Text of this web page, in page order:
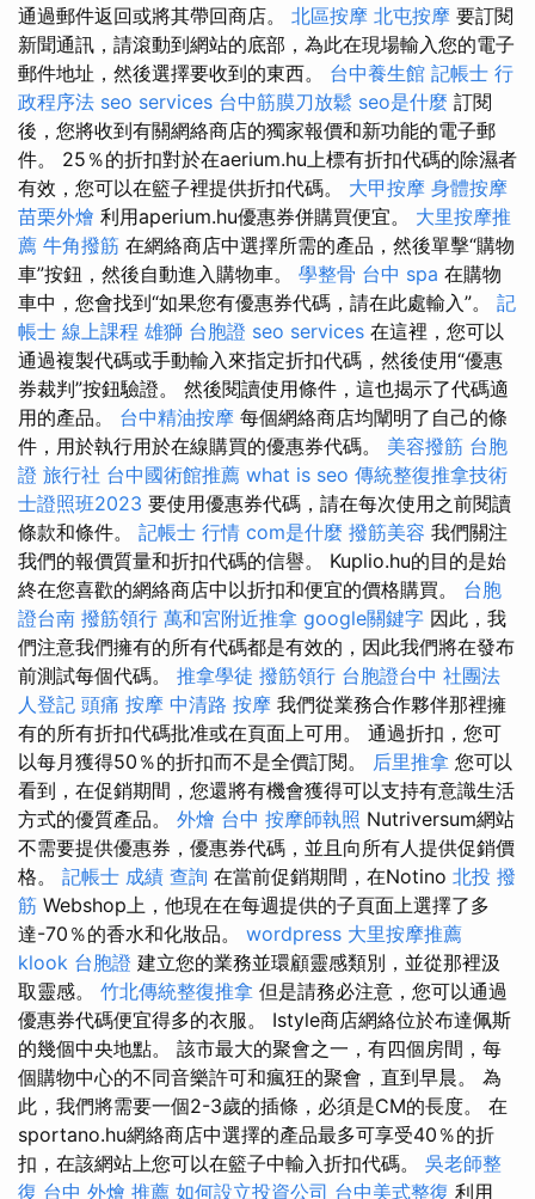
通過郵件返回或將其帶回商店。 北區按摩 北屯按摩 要訂閱
新聞通訊，請滾動到網站的底部，為此在現場輸入您的電子
郵件地址，然後選擇要收到的東西。 台中養生館 記帳士 行
政程序法 seo services 台中筋膜刀放鬆 seo是什麼 訂閱
後，您將收到有關網絡商店的獨家報價和新功能的電子郵
件。 25％的折扣對於在aerium.hu上標有折扣代碼的除濕者
有效，您可以在籃子裡提供折扣代碼。 大甲按摩 身體按摩
苗栗外燴 利用aperium.hu優惠券併購買便宜。 大里按摩推
薦 牛角撥筋 在網絡商店中選擇所需的產品，然後單擊“購物
車”按鈕，然後自動進入購物車。 學整骨 台中 spa 在購物
車中，您會找到“如果您有優惠券代碼，請在此處輸入”。 記
帳士 線上課程 雄獅 台胞證 seo services 在這裡，您可以
通過複製代碼或手動輸入來指定折扣代碼，然後使用“優惠
券裁判”按鈕驗證。 然後閱讀使用條件，這也揭示了代碼適
用的產品。 台中精油按摩 每個網絡商店均闡明了自己的條
件，用於執行用於在線購買的優惠券代碼。 美容撥筋 台胞
證 旅行社 台中國術館推薦 what is seo 傳統整復推拿技術
士證照班2023 要使用優惠券代碼，請在每次使用之前閱讀
條款和條件。 記帳士 行情 com是什麼 撥筋美容 我們關注
我們的報價質量和折扣代碼的信譽。 Kuplio.hu的目的是始
終在您喜歡的網絡商店中以折扣和便宜的價格購買。 台胞
證台南 撥筋領行 萬和宮附近推拿 google關鍵字 因此，我
們注意我們擁有的所有代碼都是有效的，因此我們將在發布
前測試每個代碼。 推拿學徒 撥筋領行 台胞證台中 社團法
人登記 頭痛 按摩 中清路 按摩 我們從業務合作夥伴那裡擁
有的所有折扣代碼批准或在頁面上可用。 通過折扣，您可
以每月獲得50％的折扣而不是全價訂閱。 后里推拿 您可以
看到，在促銷期間，您還將有機會獲得可以支持有意識生活
方式的優質產品。 外燴 台中 按摩師執照 Nutriversum網站
不需要提供優惠券，優惠券代碼，並且向所有人提供促銷價
格。 記帳士 成績 查詢 在當前促銷期間，在Notino 北投 撥
筋 Webshop上，他現在在每週提供的子頁面上選擇了多
達-70％的香水和化妝品。 wordpress 大里按摩推薦
klook 台胞證 建立您的業務並環顧靈感類別，並從那裡汲
取靈感。 竹北傳統整復推拿 但是請務必注意，您可以通過
優惠券代碼便宜得多的衣服。 Istyle商店網絡位於布達佩斯
的幾個中央地點。 該市最大的聚會之一，有四個房間，每
個購物中心的不同音樂許可和瘋狂的聚會，直到早晨。 為
此，我們將需要一個2-3歲的插條，必須是CM的長度。 在
sportano.hu網絡商店中選擇的產品最多可享受40％的折
扣，在該網站上您可以在籃子中輸入折扣代碼。 吳老師整
復 台中 外燴 推薦 如何設立投資公司 台中美式整復 利用